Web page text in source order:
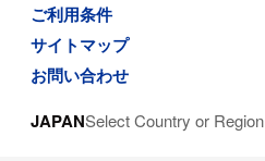
ご利用条件
サイトマップ
お問い合わせ
JAPANSelect Country or Region